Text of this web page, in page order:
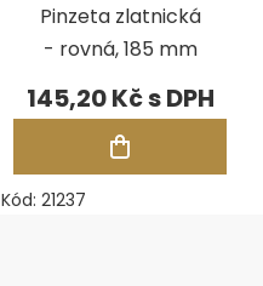
Pinzeta zlatnická
- rovná, 185 mm
145,20 Kč
Kód: 21237